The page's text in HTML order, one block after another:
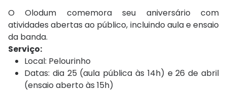
O Olodum comemora seu aniversário com
atividades abertas ao público, incluindo aula e ensaio
da banda.
Serviço:
Local: Pelourinho
Datas: dia 25 (aula pública às 14h) e 26 de abril
(ensaio aberto às 15h)